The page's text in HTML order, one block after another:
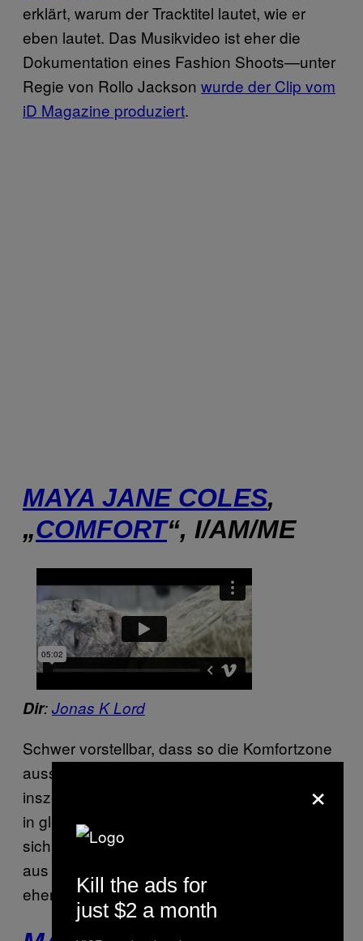
erklärt, warum der Tracktitel lautet, wie er
eben lautet. Das Musikvideo ist eher die
Dokumentation eines Fashion Shoots—unter
Regie von Rollo Jackson wurde der Clip vom
iD Magazine produziert.
MAYA JANE COLES,
„COMFORT“, I/AM/ME
Dir:Jonas K Lord
Schwer vorstellbar, dass so die Komfortzone
aussehen soll. Regisseur Jonas K Lord
inszeniert hier eine Art Endzeitstimmung: sich
in gleißender Sonne quälende Wesen, die
sich die verkrustete Haut vom Leibe reißen,
aus dem Brustkorb qualmen und generell
eher fertig mit der Welt aussehen.
×
Kill the ads for
just $2 a month